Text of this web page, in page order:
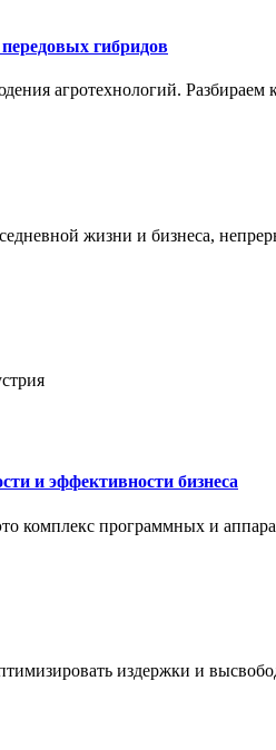
гибридов
агротехнологий.
жизни и бизнеса,
и эффективности бизнеса
комплекс программных и
издержки и